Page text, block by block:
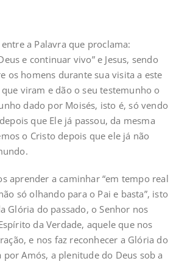
a Palavra que proclama:
e continuar vivo” e Jesus, sendo
os homens durante sua visita a este
viram e dão o seu testemunho o
dado por Moisés, isto é, só vendo
que Ele já passou, da mesma
o Cristo depois que ele já não
aprender a caminhar “em tempo real
só olhando para o Pai e basta”, isto
Glória do passado, o Senhor nos
da Verdade, aquele que nos
e nos faz reconhecer a Glória do
por Amós, a plenitude do Deus sob a